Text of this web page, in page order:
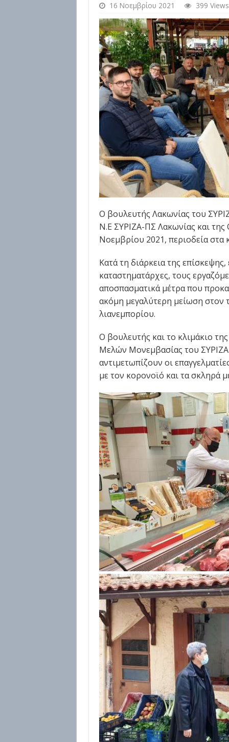
16 Νοεμβρίου 2021 399 Views
Ο βουλευτής Λακωνίας του
Ν.Ε ΣΥΡΙΖΑ-ΠΣ Λακωνίας και
Νοεμβρίου 2021, περιοδεία
Κατά τη διάρκεια της
καταστηματάρχες, τους
αποσπασματικά μέτρα που
ακόμη μεγαλύτερη μείωση στον
λιανεμπορίου.
Ο βουλευτής και το κλιμάκιο
Μελών Μονεμβασίας του
αντιμετωπίζουν οι
με τον κορονοϊό και τα σκληρά